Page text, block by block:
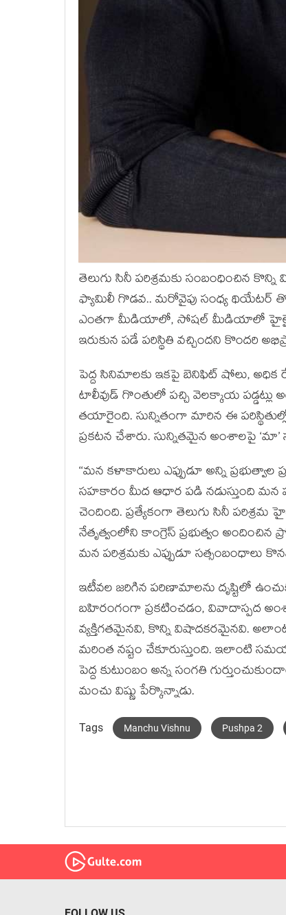
తెలుగు సినీ పరిశ్రమకు సంబంధించిన
ఫ్యామిలీ గొడవ.. మరోవైపు సంధ్య థియేటర్
ఎంతగా మీడియాలో, సోషల్ మీడియాలో హైలైట్
ఇరుకున పడే పరిస్థితి వచ్చిందని కొందరి
పెద్ద సినిమాలకు ఇకపై బెనిఫిట్ షోలు, అధిక
టాలీవుడ్ గొంతులో పచ్చి వెలక్కాయ పడ్డట్లు
తయారైంది. సున్నితంగా మారిన ఈ పరిస్థితుల్లో
ప్రకటన చేశారు. సున్నితమైన అంశాలపై
‘‘మన కళాకారులు ఎప్పుడూ అన్ని
సహకారం మీద ఆధార పడి నడుస్తుంది మన
చెందింది. ప్రత్యేకంగా తెలుగు సినీ
నేతృత్వంలోని కాంగ్రెస్ ప్రభుత్వం
మన పరిశ్రమకు ఎప్పుడూ సత్సంబంధాలు
ఇటీవల జరిగిన పరిణామాలను దృష్టిలో
బహిరంగంగా ప్రకటించడం, వివాదాస్పద
వ్యక్తిగతమైనవి, కొన్ని విషాదకరమైనవి.
మరింత నష్టం చేకూరుస్తుంది. ఇలాంటి
పెద్ద కుటుంబం అన్న సంగతి
మంచు విష్ణు పేర్కొన్నాడు.
Tags Manchu Vishnu Pushpa 2